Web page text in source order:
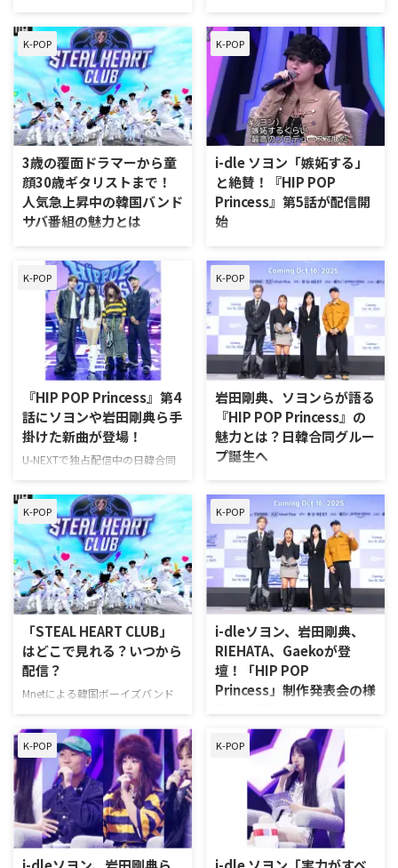
しで快適に視聴できる月額1,1 …
し、国籍や出 …
U-NEXTで独占配信中の日韓合同
オーディション番組「Unpretty
Rapstar : HIP POP Princess」の
ファイナルステージにて、デビュ
ーメンバー7名を決定した。グル
ープ名は「H//PE Princess（ハイ
ププリンセス）」。 「HIP POP
Princess」完結 メインプロデュー
RIEHATA、岩田剛典（三代目 J
SOUL BROTHERS）が見守る中行
われたファイナルステージ。オー
プニングではファイナリスト16
Rapstar : HIP POP Princess」
（以下、「HIP POP Princess」）
が、ついに明日ファイナルステー
ジを生配信。これに先駆け、本日
より公式YouTubeにて特別番組
「HIP POP Princess Another
Cypher」がプレミア公開され
る。 RIEHATA×MC陣が白熱トー
ク！舞台裏エピソードや見どころ
を語り尽くす 「HIP POP Princess
Another Cypher」は、オーディ
…
K-POP
3歳の覆面ドラマーから童
顔30歳ギタリストまで！
人気急上昇中の韓国バンド
サバ番組の魅力とは
今、じわじわと話題沸騰中のサバ
イバルオーディション番組
「STEAL HEART CLUB」、通称ス
ハクルをご存じだろうか？ 後半
戦に突入した今、本番組の魅力を
紹介！ 後半戦からでも楽しめ
る、押さえておきたいポイントを
まとめた。 「STEAL HEART
LANDなど、数々のサバイバルオ
ーディション番組を手掛けてきた
Mnet。これまでは、K-POPアイド
ルグループのデビューをかけた内
はバンドメンバーの座をかけて競
い合う。 …
K-POP
i-dle ソヨン「嫉妬する」
と絶賛！『HIP POP
Princess』第5話が配信開
始
U-NEXTにて、独占配信中の日韓
合同オーディション番組
『Unpretty Rapstar : HIP POP
Princess』の第5話が、11月13日
に配信された。 番組内で披露さ
れた新曲「Diss papa (Prod.
SOYEON (i-dle))」と「CROWN
(Prod. GAN)」の2曲が、11月14
配信スタート！ 第5話は「Diss
papa」で100点差の大逆転劇、
「CROWN」は”忍者”コンセプト
で勝利 第5話では、第4話に引き
K-POP
『HIP POP Princess』第4
話にソヨンや岩田剛典ら手
掛けた新曲が登場！
U-NEXTで独占配信中の日韓合同
オーディション番組『Unpretty
Rapstar : HIP POP Princess』
（以下、『HIP POP Princess』）
について、11月6日（木）配信の
第4話で披露される「プロデュー
サー新曲ミッション」の情報を公
開。あわせて、楽曲を手掛けたi-
dle ソヨン、Gaeko、RIEHATA、
岩田剛典らプロデューサー陣から
のコメントも到着した。 『HIP
POP Princess』第4話、文化の壁
を超えた”歴代級”新曲のステージ
を予告 10月30日（木）に配信 …
K-POP
岩田剛典、ソヨンらが語る
『HIP POP Princess』の
魅力とは？日韓合同グルー
プ誕生へ
独占配信中の日韓合同サバイバル
オーディション番組『Unpretty
Rapstar : HIP POP Princess』
（以下、『HIP POP Princess』）
について、10月23日（木）の第2
話配信に先立ち、メインプロデュ
ーサー4名のオフィシャルインタ
ビューが公開した。 第2話配信に
ー公開！ 10月16日（木）に配信
された第1話では、参加者による
自己紹介サイファーに続き、最初
のミッションとして日韓トラック
ジ」が行われた。「日本Aチー
ム」と …
K-POP
「STEAL HEART CLUB」
はどこで見れる？いつから
配信？
Mnetによる韓国ボーイズバンド
のオーディション番組「STEAL
HEART CLUB」の無料視聴方法や
日本語字幕の有無についてまとめ
た。 STEAL HEART CLUBはいつ
からスタート？日本語字幕で無料
視聴する方法！ 「STEAL HEART
CLUB」を日本で見る場合、結論
から言うと「Abema」一択！
2025年10月21日（火）22：00よ
K-POP
i-dleソヨン、岩田剛典、
RIEHATA、Gaekoが登
壇！「HIP POP
Princess」制作発表会の様
U-NEXTにて、2025年10月16日
（木）から日韓合同サバイバルオ
ーディション番組「Unpretty
Rapstar:HIP POP Princess」（以
下、「HIP POP Princess」）の日
韓同時・国内独占配信がスター
ト。配信に先駆けて、同15日に韓
国・ソウルにて制作発表会が行わ
K-POP K-POP